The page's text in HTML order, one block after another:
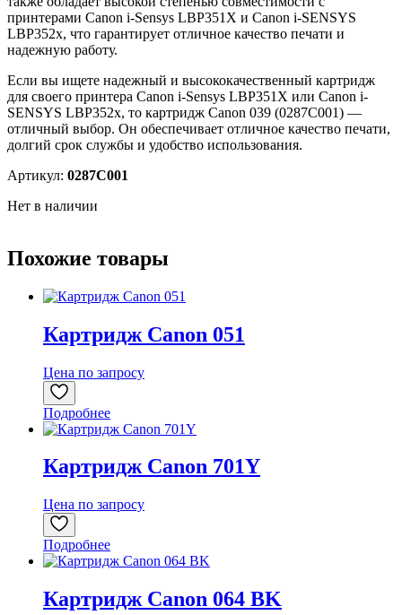
принтерами Canon i-Sensys LBP351X и Canon i-SENSYS
LBP352x, что гарантирует отличное качество печати и
надежную работу.
Если вы ищете надежный и высококачественный картридж
для своего принтера Canon i-Sensys LBP351X или Canon i-
SENSYS LBP352x, то картридж Canon 039 (0287C001) —
отличный выбор. Он обеспечивает отличное качество печати,
долгий срок службы и удобство использования.
Артикул: 0287C001
Нет в наличии
Похожие товары
Картридж Canon 051
Цена по запросу
Подробнее
Картридж Canon 701Y
Цена по запросу
Подробнее
Картридж Canon 064 BK